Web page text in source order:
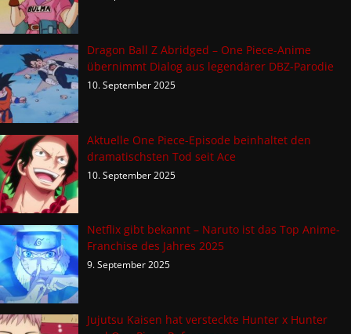
Dragon Ball Z Abridged – One Piece-Anime
übernimmt Dialog aus legendärer DBZ-Parodie
10. September 2025
Aktuelle One Piece-Episode beinhaltet den
dramatischsten Tod seit Ace
10. September 2025
Netflix gibt bekannt – Naruto ist das Top Anime-
Franchise des Jahres 2025
9. September 2025
Jujutsu Kaisen hat versteckte Hunter x Hunter